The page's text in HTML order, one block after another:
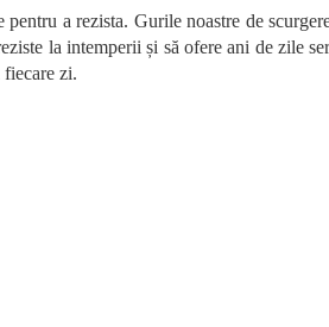
l
u
l
a rezista. Gurile noastre de
la intemperii și să ofere ani de zile
zi.